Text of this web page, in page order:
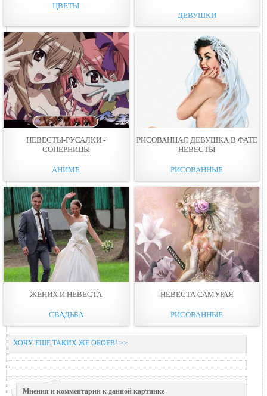
ЦВЕТЫ
ДЕВУШКИ
НЕВЕСТЫ-РУСАЛКИ -
СОПЕРНИЦЫ
АНИМЕ
РИСОВАННАЯ ДЕВУШКА В ФАТЕ
НЕВЕСТЫ
РИСОВАННЫЕ
ЖЕНИХ И НЕВЕСТА
СВАДЬБА
НЕВЕСТА САМУРАЯ
РИСОВАННЫЕ
ХОЧУ ЕЩЕ ТАКИХ ЖЕ ОБОЕВ! >>
Мнения и комментарии к данной картинке